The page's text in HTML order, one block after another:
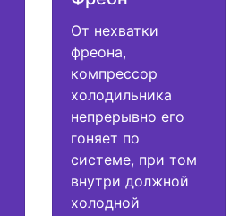
От нехватки
фреона,
компрессор
холодильника
непрерывно его
гоняет по
системе, при том
внутри должной
холодной